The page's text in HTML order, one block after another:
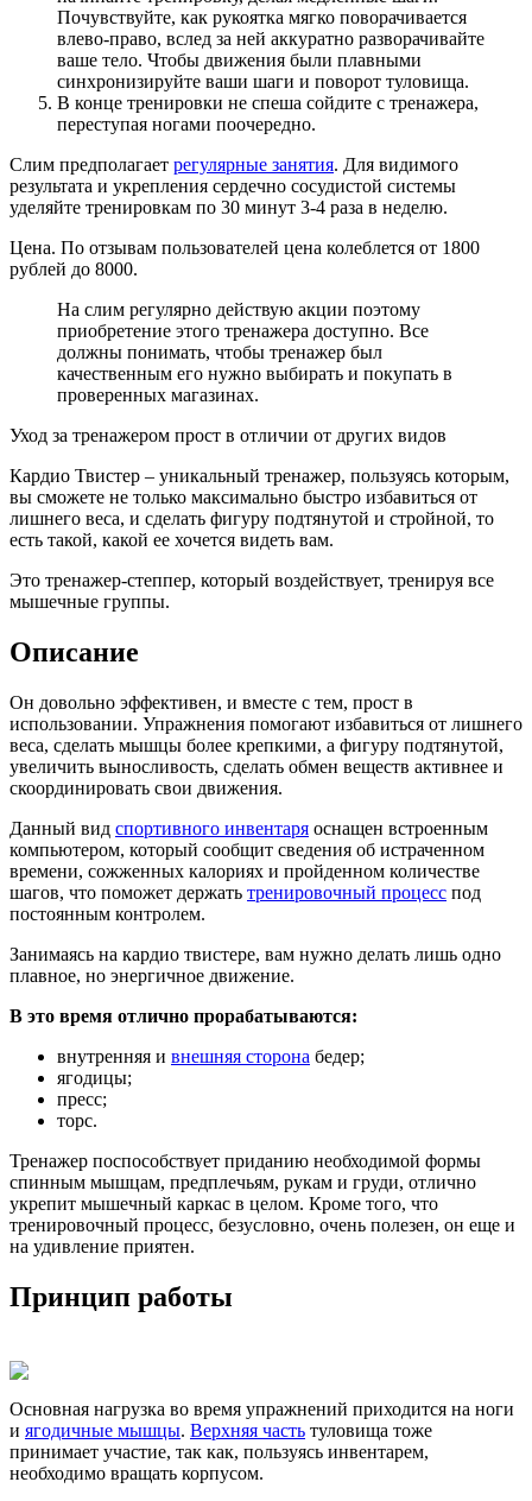
Почувствуйте, как рукоятка мягко поворачивается
влево-право, вслед за ней аккуратно разворачивайте
ваше тело. Чтобы движения были плавными
синхронизируйте ваши шаги и поворот туловища.
В конце тренировки не спеша сойдите с тренажера,
переступая ногами поочередно.
Слим предполагает регулярные занятия. Для видимого
результата и укрепления сердечно сосудистой системы
уделяйте тренировкам по 30 минут 3-4 раза в неделю.
Цена. По отзывам пользователей цена колеблется от 1800
рублей до 8000.
На слим регулярно действую акции поэтому
приобретение этого тренажера доступно. Все
должны понимать, чтобы тренажер был
качественным его нужно выбирать и покупать в
проверенных магазинах.
Уход за тренажером прост в отличии от других видов
Кардио Твистер – уникальный тренажер, пользуясь которым,
вы сможете не только максимально быстро избавиться от
лишнего веса, и сделать фигуру подтянутой и стройной, то
есть такой, какой ее хочется видеть вам.
Это тренажер-степпер, который воздействует, тренируя все
мышечные группы.
Описание
Он довольно эффективен, и вместе с тем, прост в
использовании. Упражнения помогают избавиться от лишнего
веса, сделать мышцы более крепкими, а фигуру подтянутой,
увеличить выносливость, сделать обмен веществ активнее и
скоординировать свои движения.
Данный вид спортивного инвентаря оснащен встроенным
компьютером, который сообщит сведения об истраченном
времени, сожженных калориях и пройденном количестве
шагов, что поможет держать тренировочный процесс под
постоянным контролем.
Занимаясь на кардио твистере, вам нужно делать лишь одно
плавное, но энергичное движение.
В это время отлично прорабатываются:
внутренняя и внешняя сторона бедер;
ягодицы;
пресс;
торс.
Тренажер поспособствует приданию необходимой формы
спинным мышцам, предплечьям, рукам и груди, отлично
укрепит мышечный каркас в целом. Кроме того, что
тренировочный процесс, безусловно, очень полезен, он еще и
на удивление приятен.
Принцип работы
Основная нагрузка во время упражнений приходится на ноги
и ягодичные мышцы. Верхняя часть туловища тоже
принимает участие, так как, пользуясь инвентарем,
необходимо вращать корпусом.